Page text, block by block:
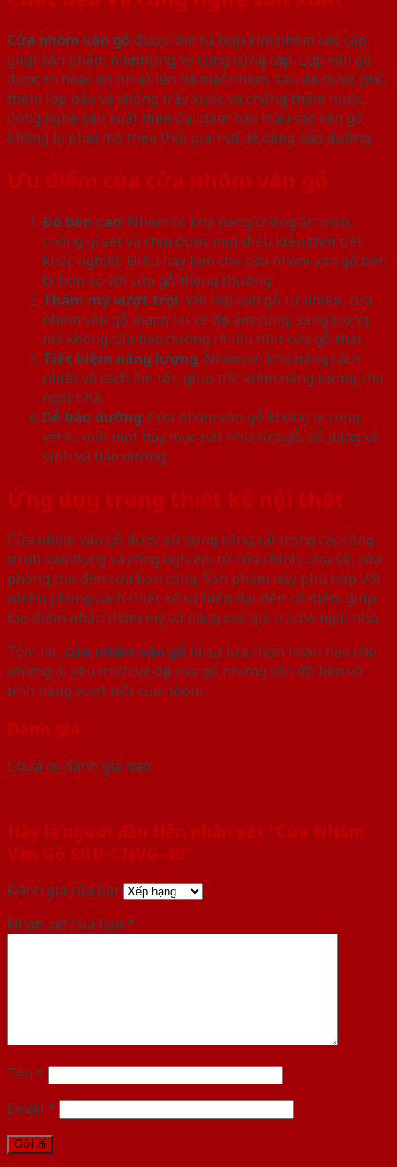
Cửa nhôm vân gỗ được làm từ hợp kim nhôm cao cấp,
giúp sản phẩm nhẹ nhưng vô cùng cứng cáp. Lớp vân gỗ
được in hoặc ép nhiệt lên bề mặt nhôm, sau đó được phủ
thêm lớp bảo vệ chống trầy xước và chống thấm nước.
Công nghệ sản xuất hiện đại đảm bảo màu sắc vân gỗ
không bị phai mờ theo thời gian và dễ dàng bảo dưỡng.
Ưu điểm của cửa nhôm vân gỗ
Độ bền cao: Nhôm có khả năng chống ăn mòn,
chống gỉ sét và chịu được mọi điều kiện thời tiết
khắc nghiệt. Điều này làm cho cửa nhôm vân gỗ bền
bỉ hơn so với cửa gỗ thông thường.
Thẩm mỹ vượt trội: Với lớp vân gỗ tự nhiên, cửa
nhôm vân gỗ mang lại vẻ đẹp ấm cúng, sang trọng
mà không cần bảo dưỡng nhiều như cửa gỗ thật.
Tiết kiệm năng lượng: Nhôm có khả năng cách
nhiệt và cách âm tốt, giúp tiết kiệm năng lượng cho
ngôi nhà.
Dễ bảo dưỡng: Cửa nhôm vân gỗ không bị cong
vênh, mối mọt hay mục nát như cửa gỗ, dễ dàng vệ
sinh và bảo dưỡng.
Ứng dụng trong thiết kế nội thất
Cửa nhôm vân gỗ được sử dụng rộng rãi trong các công
trình dân dụng và công nghiệp, từ cửa chính, cửa sổ, cửa
phòng cho đến cửa ban công. Sản phẩm này phù hợp với
nhiều phong cách thiết kế từ hiện đại đến cổ điển, giúp
tạo điểm nhấn thẩm mỹ và nâng cao giá trị cho ngôi nhà.
Tóm lại, cửa nhôm vân gỗ là sự lựa chọn hoàn hảo cho
những ai yêu thích vẻ đẹp của gỗ nhưng cần độ bền và
tính năng vượt trội của nhôm.
Đánh giá
Chưa có đánh giá nào.
Hãy là người đầu tiên nhận xét “Cửa Nhôm
Vân Gỗ SGD-CNVG-49”
Đánh giá của bạn
Nhận xét của bạn *
Tên *
Email *